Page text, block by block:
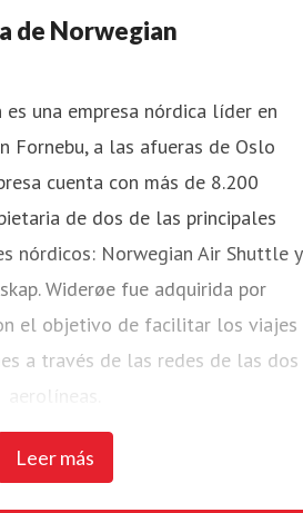
de Norwegian
Leer más
una empresa nórdica líder en
Fornebu, a las afueras de Oslo
cuenta con más de 8.200
de dos de las principales
nórdicos: Norwegian Air Shuttle y
Widerøe fue adquirida por
el objetivo de facilitar los viajes
a través de las redes de las dos
aerolíneas.
la mayor aerolínea noruega con